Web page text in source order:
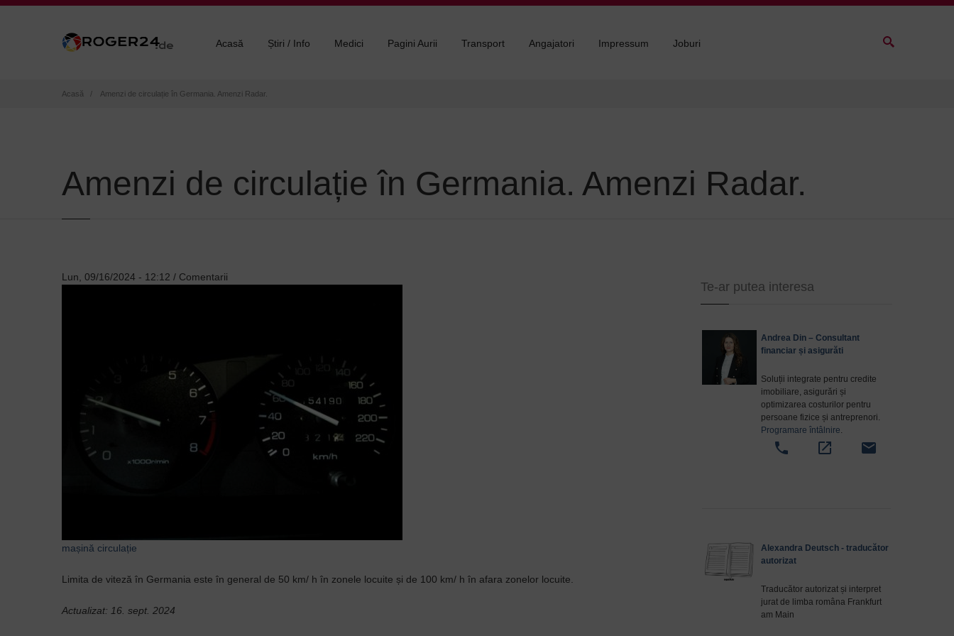
Acasă Știri / Info Medici Pagini Aurii Transport Angajatori Impressum Joburi
Breadcrumb
Acasă Amenzi de circulație în Germania. Amenzi Radar.
Amenzi de circulație în Germania. Amenzi Radar.
Lun, 09/16/2024 - 12:12 / Comentarii
mașină circulație
Limita de viteză în Germania este în general de 50 km/ h în zonele locuite și de 100 km/ h în afara zonelor locuite.
Actualizat: 16. sept. 2024
Te-ar putea interesa
Andrea Din – Consultant
financiar și asigurăti
Soluții integrate pentru credite
imobiliare, asigurări și
optimizarea costurilor pentru
persoane fizice și antreprenori.
Programare întâlnire.
phone open_in_new email
Alexandra Deutsch - traducător
autorizat
Traducător autorizat și interpret
jurat de limba româna Frankfurt
am Main